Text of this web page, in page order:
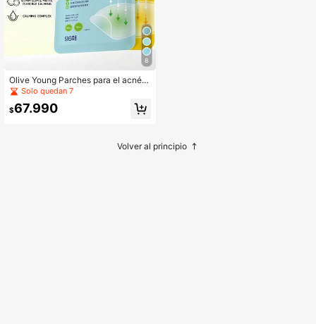
8
Olive Young Parches para el acné C
areplus 96 piezas + Parches para el
Solo quedan 7
$67.990
Volver al principio